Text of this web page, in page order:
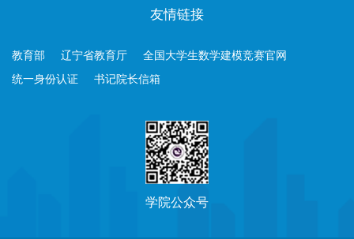
友情链接
教育部 辽宁省教育厅
全国大学生数学建模竞赛官网
统一身份认证
书记院长信箱
学院公众号